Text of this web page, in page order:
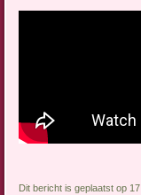
Dit bericht is geplaatst op